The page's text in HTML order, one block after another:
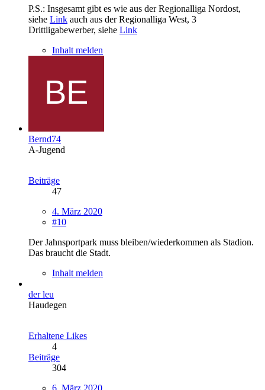
P.S.: Insgesamt gibt es wie aus der Regionalliga Nordost,
siehe Link auch aus der Regionalliga West, 3
Drittligabewerber, siehe Link
Inhalt melden
Bernd74
A-Jugend
Beiträge
47
4. März 2020
#10
Der Jahnsportpark muss bleiben/wiederkommen als Stadion.
Das braucht die Stadt.
Inhalt melden
der leu
Haudegen
Erhaltene Likes
4
Beiträge
304
6. März 2020